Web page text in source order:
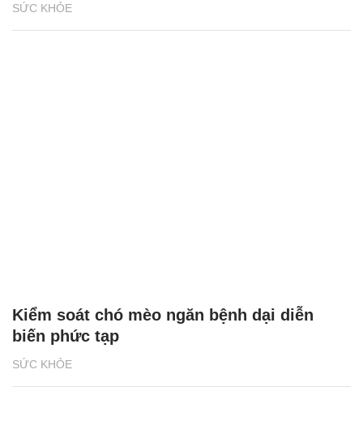
SỨC KHỎE
SỨC KHỎE
Kiểm soát chó mèo ngăn bệnh dại diễn
biến phức tạp